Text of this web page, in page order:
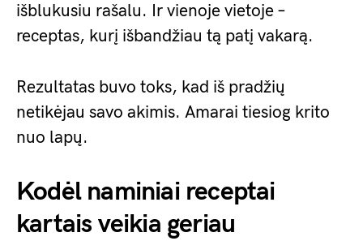
išblukusiu rašalu. Ir vienoje vietoje –
receptas, kurį išbandžiau tą patį vakarą.
Rezultatas buvo toks, kad iš pradžių
netikėjau savo akimis. Amarai tiesiog krito
nuo lapų.
Kodėl naminiai receptai
kartais veikia geriau